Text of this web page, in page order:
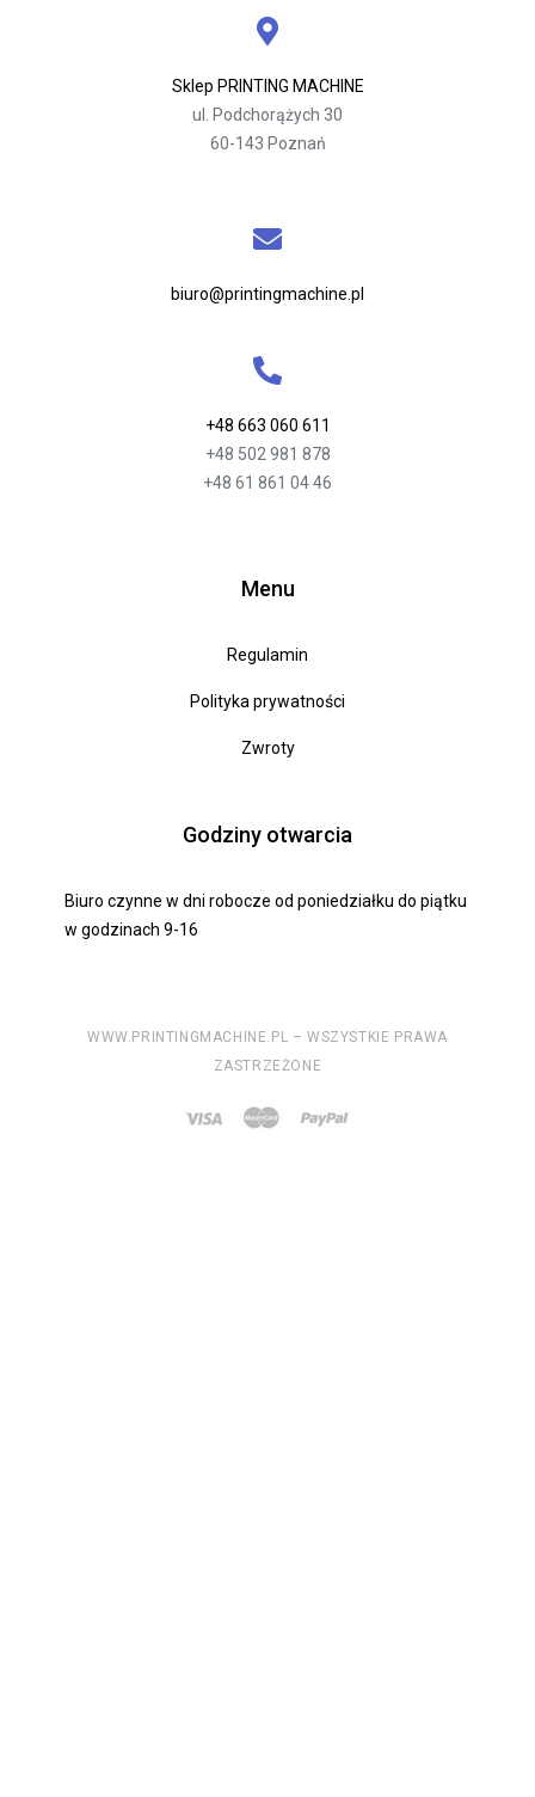
Sklep PRINTING MACHINE
ul. Podchorążych 30
60-143 Poznań
biuro@printingmachine.pl
+48 663 060 611
+48 502 981 878
+48 61 861 04 46
Menu
Regulamin
Polityka prywatności
Zwroty
Godziny otwarcia
Biuro czynne w dni robocze od poniedziałku do piątku
w godzinach 9-16
WWW.PRINTINGMACHINE.PL – WSZYSTKIE PRAWA
ZASTRZEŻONE